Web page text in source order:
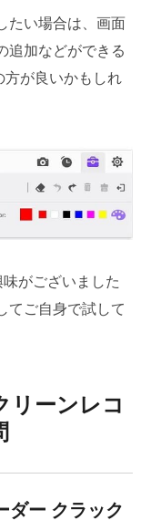
たい場合は、画面
追加などができる
が良いかもしれ
がございました
てご自身で試して
ーンレコ
ー クラック